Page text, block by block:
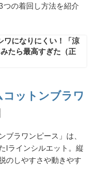
の着回し方法を紹介
ワになりにくい！「涼
たら最高すぎた（正
コットンブラワ
ラワンピース」は、
Iラインシルエット。縦
のしやすさや動きやす